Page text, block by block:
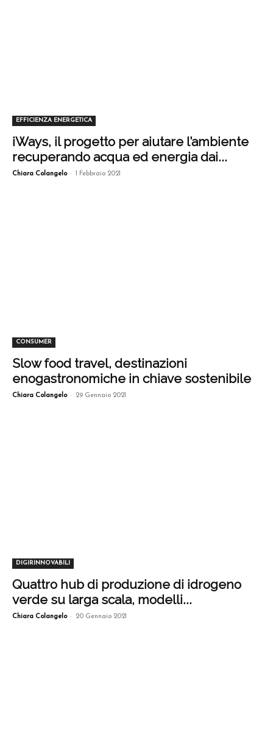
EFFICIENZA ENERGETICA
iWays, il progetto per aiutare l’ambiente
recuperando acqua ed energia dai...
Chiara Colangelo - 1 Febbraio 2021
CONSUMER
Slow food travel, destinazioni
enogastronomiche in chiave sostenibile
Chiara Colangelo - 29 Gennaio 2021
DIGIRINNOVABILI
Quattro hub di produzione di idrogeno
verde su larga scala, modelli...
Chiara Colangelo - 20 Gennaio 2021